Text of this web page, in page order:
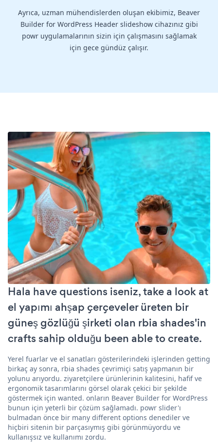
Ayrıca, uzman mühendislerden oluşan ekibimiz, Beaver
Builder for WordPress Header slideshow cihazınız gibi
powr uygulamalarının sizin için çalışmasını sağlamak
için gece gündüz çalışır.
Hala have questions iseniz, take a look at
el yapımı ahşap çerçeveler üreten bir
güneş gözlüğü şirketi olan rbia shades'in
crafts sahip olduğu been able to create.
Yerel fuarlar ve el sanatları gösterilerindeki işlerinden getting
birkaç ay sonra, rbia shades çevrimiçi satış yapmanın bir
yolunu arıyordu. ziyaretçilere ürünlerinin kalitesini, hafif ve
ergonomik tasarımlarını görsel olarak çekici bir şekilde
göstermek için wanted. onların Beaver Builder for WordPress
bunun için yeterli bir çözüm sağlamadı. powr slider'ı
bulmadan önce bir many different options denediler ve
hiçbiri sitenin bir parçasıymış gibi görünmüyordu ve
kullanışsız ve kullanımı zordu.